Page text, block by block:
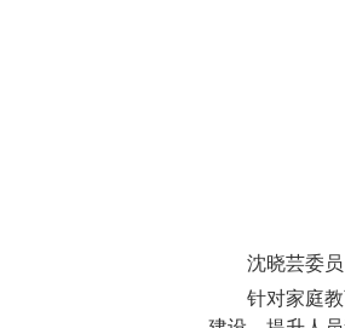
沈晓芸委员
针对家庭